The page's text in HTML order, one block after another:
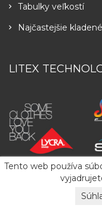
Tento web používa
Tabulky veľkostí
Najčastejšie
LITEX